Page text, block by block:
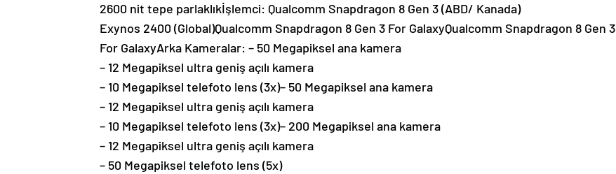
2600 nit tepe parlaklıkİşlemci: Qualcomm Snapdragon 8 Gen 3 (ABD/ Kanada)
Exynos 2400 (Global)Qualcomm Snapdragon 8 Gen 3 For GalaxyQualcomm Snapdragon 8 Gen 3
For GalaxyArka Kameralar: – 50 Megapiksel ana kamera
– 12 Megapiksel ultra geniş açılı kamera
– 10 Megapiksel telefoto lens (3x)– 50 Megapiksel ana kamera
– 12 Megapiksel ultra geniş açılı kamera
– 10 Megapiksel telefoto lens (3x)– 200 Megapiksel ana kamera
– 12 Megapiksel ultra geniş açılı kamera
– 50 Megapiksel telefoto lens (5x)